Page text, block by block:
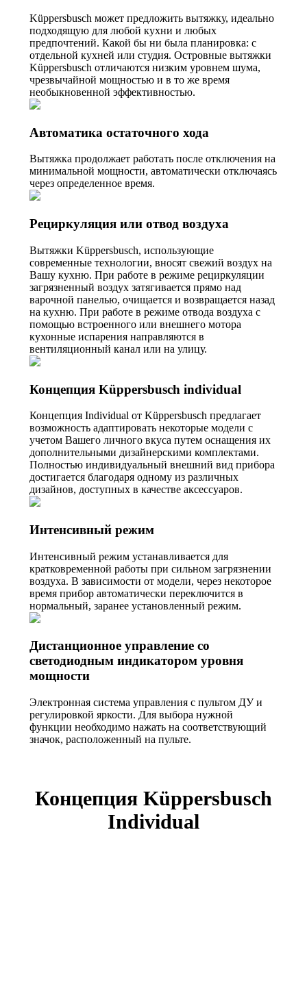
Küppersbusch может предложить вытяжку, идеально
подходящую для любой кухни и любых
предпочтений. Какой бы ни была планировка: с
отдельной кухней или студия. Островные вытяжки
Küppersbusch отличаются низким уровнем шума,
чрезвычайной мощностью и в то же время
необыкновенной эффективностью.
Автоматика остаточного хода
Вытяжка продолжает работать после отключения на
минимальной мощности, автоматически отключаясь
через определенное время.
Рециркуляция или отвод воздуха
Вытяжки Küppersbusch, использующие
современные технологии, вносят свежий воздух на
Вашу кухню. При работе в режиме рециркуляции
загрязненный воздух затягивается прямо над
варочной панелью, очищается и возвращается назад
на кухню. При работе в режиме отвода воздуха с
помощью встроенного или внешнего мотора
кухонные испарения направляются в
вентиляционный канал или на улицу.
Концепция Küppersbusch individual
Концепция Individual от Küppersbusch предлагает
возможность адаптировать некоторые модели с
учетом Вашего личного вкуса путем оснащения их
дополнительными дизайнерскими комплектами.
Полностью индивидуальный внешний вид прибора
достигается благодаря одному из различных
дизайнов, доступных в качестве аксессуаров.
Интенсивный режим
Интенсивный режим устанавливается для
кратковременной работы при сильном загрязнении
воздуха. В зависимости от модели, через некоторое
время прибор автоматически переключится в
нормальный, заранее установленный режим.
Дистанционное управление со
светодиодным индикатором уровня
мощности
Электронная система управления с пультом ДУ и
регулировкой яркости. Для выбора нужной
функции необходимо нажать на соответствующий
значок, расположенный на пульте.
Концепция Küppersbusch
Individual